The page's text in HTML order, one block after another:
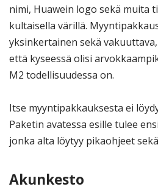
nimi, Huawein logo sekä muita
kultaisella värillä.
yksinkertainen sekä
että kyseessä olisi
M2 todellisuudessa on.
Itse myyntipakkauksesta ei
Paketin avatessa esille tulee
jonka alta löytyy pikaohjeet
Akunkesto